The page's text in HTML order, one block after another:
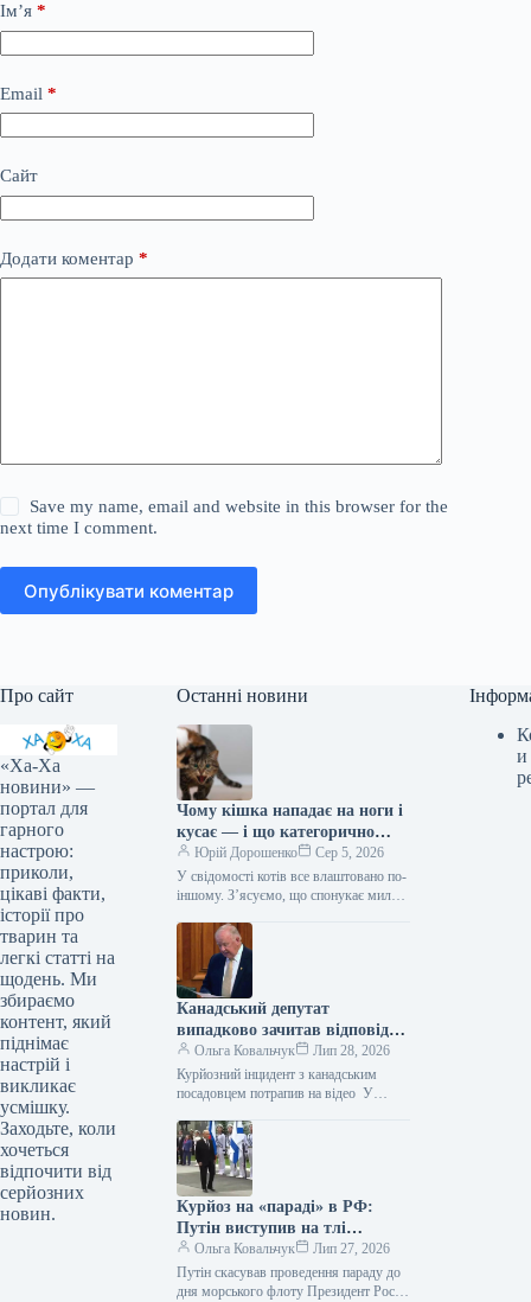
Ім’я *
Email *
Сайт
Додати коментар *
Save my name, email and website in this browser for the
next time I comment.
Опублікувати коментар
Про сайт
«Ха-Ха
новини» —
портал для
гарного
настрою:
приколи,
цікаві факти,
історії про
тварин та
легкі статті на
щодень. Ми
збираємо
контент, який
піднімає
настрій і
викликає
усмішку.
Заходьте, коли
хочеться
відпочити від
серйозних
новин.
Останні новини
Чому кішка нападає на ноги і
кусає — і що категорично
заборонено робити у відповідь
Юрій Дорошенко
Сер 5, 2026
У свідомості котів все влаштовано по-
іншому. З’ясуємо, що спонукає милу
домашнього бешкетника, і як
повернути спокій…
Канадський депутат
випадково зачитав відповідь
від ChatGPT під час промови
(відео)
Ольга Ковальчук
Лип 28, 2026
Курйозний інцидент з канадським
посадовцем потрапив на відео У
провінції Нью-Брансвік Білл Олівер
потрапив у курйозну ситуацію.…
Курйоз на «параді» в РФ:
Путін виступив на тлі
намальованого флоту (фото)
Ольга Ковальчук
Лип 27, 2026
Путін скасував проведення параду до
дня морського флоту Президент Росії
и